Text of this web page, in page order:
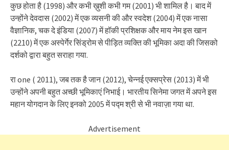
कुछ होता है (1998) और कभी ख़ुशी कभी गम (2001) भी शामिल है। बाद में
उन्होंने देवदास (2002) में एक व्यसनी की और स्वदेश (2004) में एक नासा
वैज्ञानिक, चक दे इंडिया (2007) में हॉकी प्रशिक्षक और माय नेम इस खान
(2210) में एक अस्पेर्गेर सिंड्रोम से पीड़ित व्यक्ति की भूमिका अदा की जिसको
दर्शको द्वारा बहुत सराहा गया.
रा one ( 2011), जब तक है जान (2012), चेन्नई एक्सप्रेस (2013) में भी
उन्होंने अपनी बहुत अच्छी भूमिकाएं निभाई। भारतीय सिनेमा जगत में अपने इस
महान योगदान के लिए इनको 2005 में पद्म श्री से भी नवाज़ा गया था.
Advertisement